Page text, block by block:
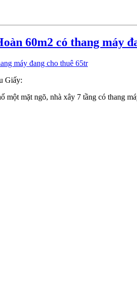
60m2 có thang máy
Giấy:
mặt ngõ, nhà xây 7 tầng có thang